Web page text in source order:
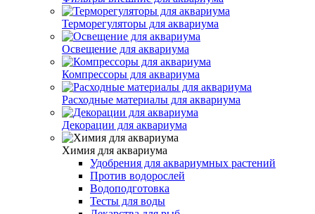
Терморегуляторы для аквариума
Освещение для аквариума
Компрессоры для аквариума
Расходные материалы для аквариума
Декорации для аквариума
Химия для аквариума
Удобрения для аквариумных растений
Против водорослей
Водоподготовка
Тесты для воды